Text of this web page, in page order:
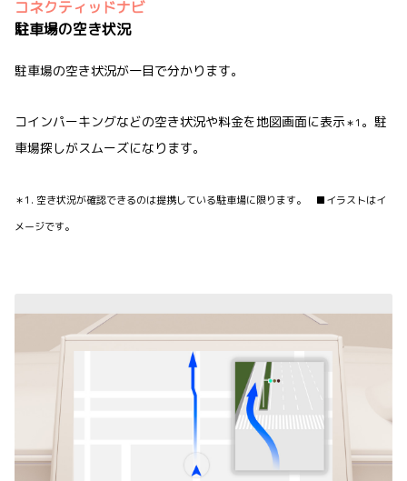
コネクティッドナビ
駐車場の空き状況
駐車場の空き状況が一目で分かります。
コインパーキングなどの空き状況や料金を地図画面に表示＊1 。駐
車場探しがスムーズになります。
＊1. 空き状況が確認できるのは提携している駐車場に限ります。 ■イラストはイ
メージです。